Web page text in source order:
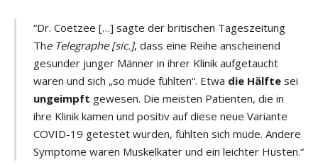
“Dr. Coetzee […] sagte der britischen Tageszeitung
The Telegraphe [sic.], dass eine Reihe anscheinend
gesunder junger Männer in ihrer Klinik aufgetaucht
waren und sich „so müde fühlten“. Etwa die Hälfte sei
ungeimpft gewesen. Die meisten Patienten, die in
ihre Klinik kamen und positiv auf diese neue Variante
COVID-19 getestet wurden, fühlten sich müde. Andere
Symptome waren Muskelkater und ein leichter Husten.“